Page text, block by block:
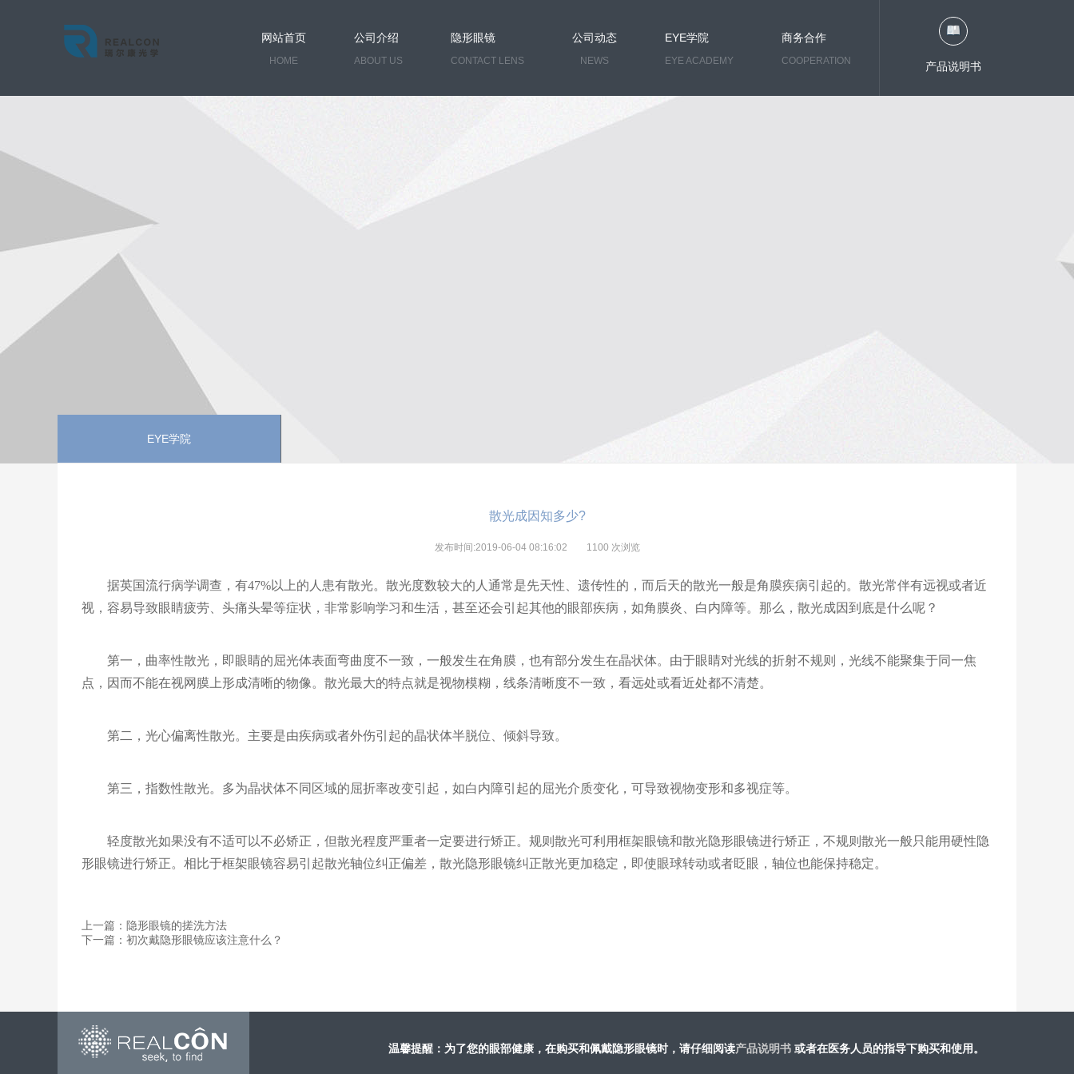
网站首页
HOME
公司介绍
ABOUT US
隐形眼镜
CONTACT LENS
公司动态
NEWS
EYE学院
EYE ACADEMY
商务合作
COOPERATION 产品说明书
EYE学院
散光成因知多少?
发布时间:2019-06-04 08:16:02 1100 次浏览
据英国流行病学调查，有47%以上的人患有散光。散光度数较大的人通常是先天性、遗传性的，而后天的散光一般是角膜疾病引起的。散光常伴有远视或者近
视，容易导致眼睛疲劳、头痛头晕等症状，非常影响学习和生活，甚至还会引起其他的眼部疾病，如角膜炎、白内障等。那么，散光成因到底是什么呢？
第一，曲率性散光，即眼睛的屈光体表面弯曲度不一致，一般发生在角膜，也有部分发生在晶状体。由于眼睛对光线的折射不规则，光线不能聚集于同一焦
点，因而不能在视网膜上形成清晰的物像。散光最大的特点就是视物模糊，线条清晰度不一致，看远处或看近处都不清楚。
第二，光心偏离性散光。主要是由疾病或者外伤引起的晶状体半脱位、倾斜导致。
第三，指数性散光。多为晶状体不同区域的屈折率改变引起，如白内障引起的屈光介质变化，可导致视物变形和多视症等。
轻度散光如果没有不适可以不必矫正，但散光程度严重者一定要进行矫正。规则散光可利用框架眼镜和散光隐形眼镜进行矫正，不规则散光一般只能用硬性隐
形眼镜进行矫正。相比于框架眼镜容易引起散光轴位纠正偏差，散光隐形眼镜纠正散光更加稳定，即使眼球转动或者眨眼，轴位也能保持稳定。
上一篇：隐形眼镜的搓洗方法
下一篇：初次戴隐形眼镜应该注意什么？
温馨提醒：为了您的眼部健康，在购买和佩戴隐形眼镜时，请仔细阅读产品说明书 或​者在医务人员的指导下购买和使用。